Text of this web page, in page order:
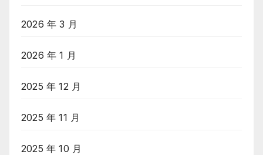
2026 年 3 月
2026 年 1 月
2025 年 12 月
2025 年 11 月
2025 年 10 月